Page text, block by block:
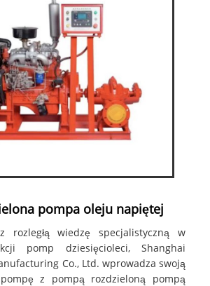
pompa oleju napiętej
rozległą wiedzę specjalistyczną w
pomp dziesięcioleci, Shanghai
Co., Ltd. wprowadza swoją
z pompą rozdzieloną pompą